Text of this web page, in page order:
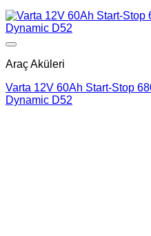
Araç Aküleri
Varta 12V 60Ah Start-Stop
Dynamic D52